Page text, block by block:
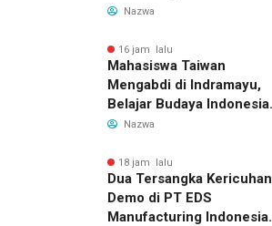
Bantuan dan Tampung
Nazwa
16 jam lalu
Mahasiswa Taiwan
Mengabdi di Indramayu,
Belajar Budaya Indonesia
dan Edukasi Pekerja
Nazwa
18 jam lalu
Dua Tersangka Kericuhan
Demo di PT EDS
Manufacturing Indonesia